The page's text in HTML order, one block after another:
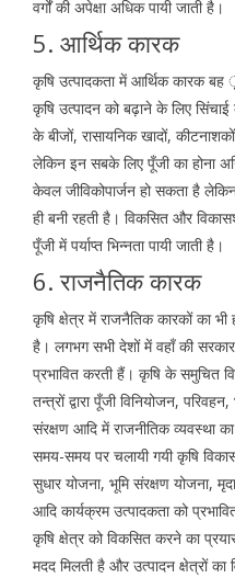
वर्गों की अपेक्षा अधिक पायी जाती है।
5. आर्थिक कारक
कृषि उत्पादकता में आर्थिक कारक बह
कृषि उत्पादन को बढ़ाने के लिए
के बीजों, रासायनिक खादों,
लेकिन इन सबके लिए पूँजी का होना
केवल जीविकोपार्जन हो सकता है
ही बनी रहती है। विकसित और
पूँजी में पर्याप्त भिन्नता पायी जाती है।
6. राजनैतिक कारक
कृषि क्षेत्र में राजनैतिक कारकों का भी
है। लगभग सभी देशों में वहाँ की सरकार
प्रभावित करती हैं। कृषि के समुचित
तन्त्रों द्वारा पूँजी विनियोजन,
संरक्षण आदि में राजनीतिक व्यवस्था का
समय-समय पर चलायी गयी कृषि
सुधार योजना, भूमि संरक्षण योजना,
आदि कार्यक्रम उत्पादकता को
कृषि क्षेत्र को विकसित करने का
मदद मिलती है और उत्पादन क्षेत्रों का